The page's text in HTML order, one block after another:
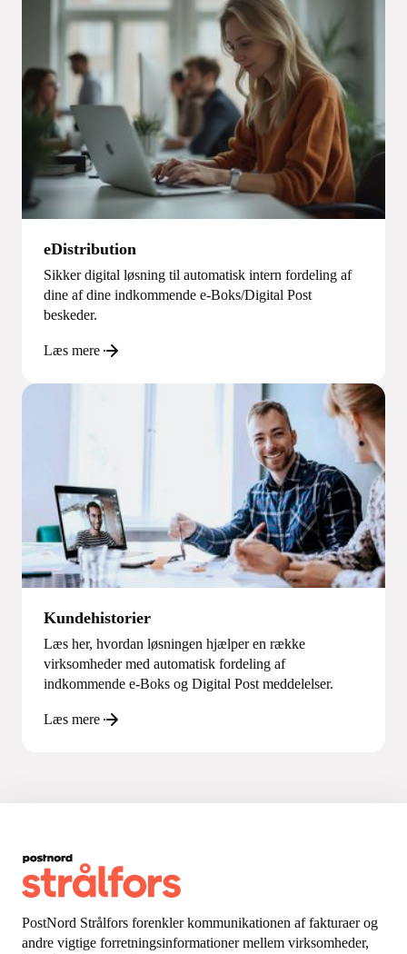
eDistribution
Sikker digital løsning til automatisk intern fordeling af
dine af dine indkommende e-Boks/Digital Post
beskeder.
Læs mere
Kundehistorier
Læs her, hvordan løsningen hjælper en række
virksomheder med automatisk fordeling af
indkommende e-Boks og Digital Post meddelelser.
Læs mere
PostNord Strålfors forenkler kommunikationen af fakturaer og
andre vigtige forretningsinformationer mellem virksomheder,